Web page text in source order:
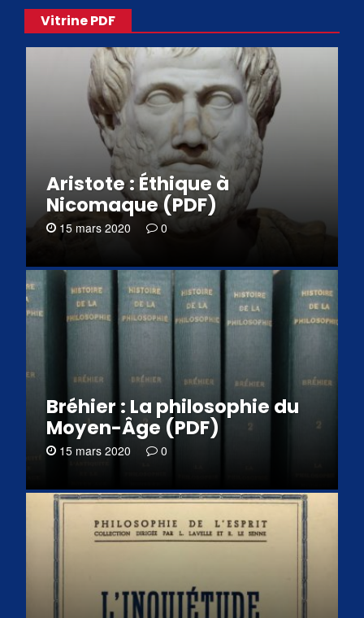
Vitrine PDF
Aristote : Éthique à
Nicomaque (PDF)
15 mars 2020 0
Bréhier : La philosophie du
Moyen-Âge (PDF)
15 mars 2020 0